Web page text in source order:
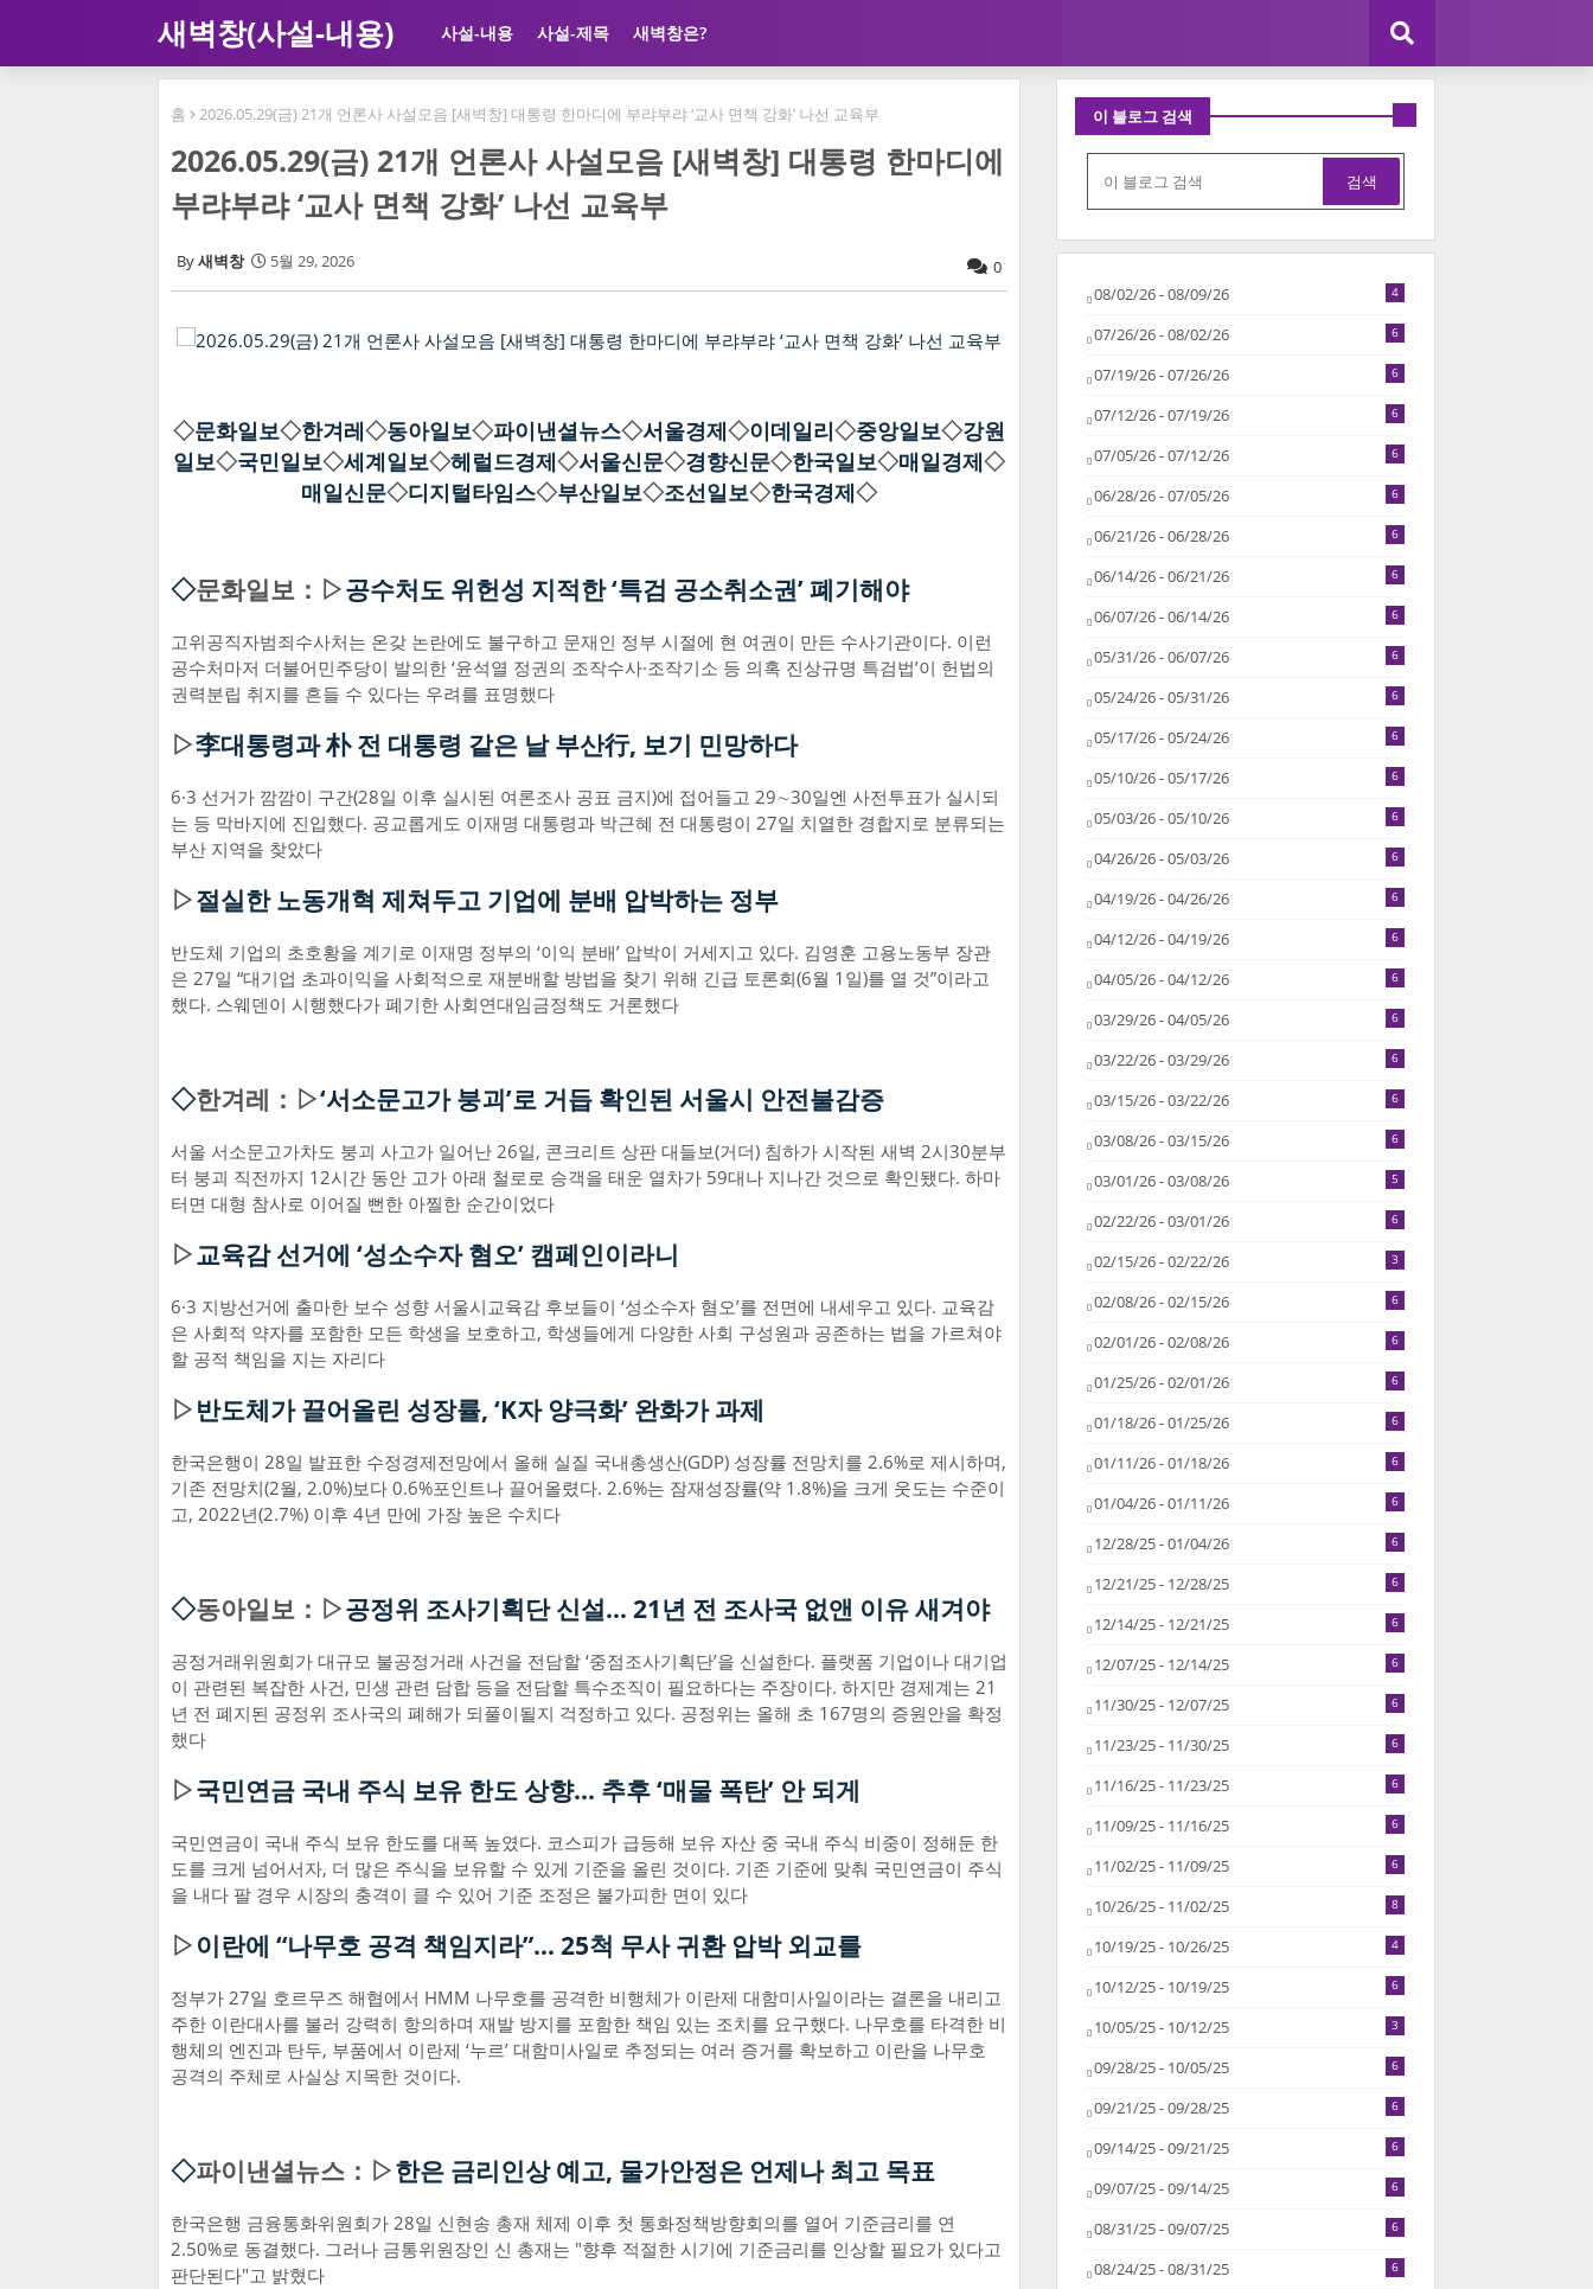
새벽창(사설-내용) 사설-내용 사설-제목 새벽창은?
홈 2026.05.29(금) 21개 언론사 사설모음 [새벽창] 대통령 한마디에 부랴부랴 ‘교사 면책 강화’ 나선 교육부
2026.05.29(금) 21개 언론사 사설모음 [새벽창] 대통령 한마디에
부랴부랴 ‘교사 면책 강화’ 나선 교육부
새벽창 5월 29, 2026 0
◇문화일보◇한겨레◇동아일보◇파이낸셜뉴스◇서울경제◇이데일리◇중앙일보◇강원
일보◇국민일보◇세계일보◇헤럴드경제◇서울신문◇경향신문◇한국일보◇매일경제◇
매일신문◇디지털타임스◇부산일보◇조선일보◇한국경제◇
◇문화일보：▷공수처도 위헌성 지적한 ‘특검 공소취소권’ 폐기해야
고위공직자범죄수사처는 온갖 논란에도 불구하고 문재인 정부 시절에 현 여권이 만든 수사기관이다. 이런
공수처마저 더불어민주당이 발의한 ‘윤석열 정권의 조작수사·조작기소 등 의혹 진상규명 특검법’이 헌법의
권력분립 취지를 흔들 수 있다는 우려를 표명했다
▷李대통령과 朴 전 대통령 같은 날 부산行, 보기 민망하다
6·3 선거가 깜깜이 구간(28일 이후 실시된 여론조사 공표 금지)에 접어들고 29∼30일엔 사전투표가 실시되
는 등 막바지에 진입했다. 공교롭게도 이재명 대통령과 박근혜 전 대통령이 27일 치열한 경합지로 분류되는
부산 지역을 찾았다
▷절실한 노동개혁 제쳐두고 기업에 분배 압박하는 정부
반도체 기업의 초호황을 계기로 이재명 정부의 ‘이익 분배’ 압박이 거세지고 있다. 김영훈 고용노동부 장관
은 27일 “대기업 초과이익을 사회적으로 재분배할 방법을 찾기 위해 긴급 토론회(6월 1일)를 열 것”이라고
했다. 스웨덴이 시행했다가 폐기한 사회연대임금정책도 거론했다
◇한겨레：▷‘서소문고가 붕괴’로 거듭 확인된 서울시 안전불감증
서울 서소문고가차도 붕괴 사고가 일어난 26일, 콘크리트 상판 대들보(거더) 침하가 시작된 새벽 2시30분부
터 붕괴 직전까지 12시간 동안 고가 아래 철로로 승객을 태운 열차가 59대나 지나간 것으로 확인됐다. 하마
터면 대형 참사로 이어질 뻔한 아찔한 순간이었다
▷교육감 선거에 ‘성소수자 혐오’ 캠페인이라니
6·3 지방선거에 출마한 보수 성향 서울시교육감 후보들이 ‘성소수자 혐오’를 전면에 내세우고 있다. 교육감
은 사회적 약자를 포함한 모든 학생을 보호하고, 학생들에게 다양한 사회 구성원과 공존하는 법을 가르쳐야
할 공적 책임을 지는 자리다
▷반도체가 끌어올린 성장률, ‘K자 양극화’ 완화가 과제
한국은행이 28일 발표한 수정경제전망에서 올해 실질 국내총생산(GDP) 성장률 전망치를 2.6%로 제시하며,
기존 전망치(2월, 2.0%)보다 0.6%포인트나 끌어올렸다. 2.6%는 잠재성장률(약 1.8%)을 크게 웃도는 수준이
고, 2022년(2.7%) 이후 4년 만에 가장 높은 수치다
◇동아일보：▷공정위 조사기획단 신설… 21년 전 조사국 없앤 이유 새겨야
공정거래위원회가 대규모 불공정거래 사건을 전담할 ‘중점조사기획단’을 신설한다. 플랫폼 기업이나 대기업
이 관련된 복잡한 사건, 민생 관련 담합 등을 전담할 특수조직이 필요하다는 주장이다. 하지만 경제계는 21
년 전 폐지된 공정위 조사국의 폐해가 되풀이될지 걱정하고 있다. 공정위는 올해 초 167명의 증원안을 확정
했다
▷국민연금 국내 주식 보유 한도 상향… 추후 ‘매물 폭탄’ 안 되게
국민연금이 국내 주식 보유 한도를 대폭 높였다. 코스피가 급등해 보유 자산 중 국내 주식 비중이 정해둔 한
도를 크게 넘어서자, 더 많은 주식을 보유할 수 있게 기준을 올린 것이다. 기존 기준에 맞춰 국민연금이 주식
을 내다 팔 경우 시장의 충격이 클 수 있어 기준 조정은 불가피한 면이 있다
▷이란에 “나무호 공격 책임지라”… 25척 무사 귀환 압박 외교를
정부가 27일 호르무즈 해협에서 HMM 나무호를 공격한 비행체가 이란제 대함미사일이라는 결론을 내리고
주한 이란대사를 불러 강력히 항의하며 재발 방지를 포함한 책임 있는 조치를 요구했다. 나무호를 타격한 비
행체의 엔진과 탄두, 부품에서 이란제 ‘누르’ 대함미사일로 추정되는 여러 증거를 확보하고 이란을 나무호
공격의 주체로 사실상 지목한 것이다.
◇파이낸셜뉴스：▷한은 금리인상 예고, 물가안정은 언제나 최고 목표
한국은행 금융통화위원회가 28일 신현송 총재 체제 이후 첫 통화정책방향회의를 열어 기준금리를 연
2.50%로 동결했다. 그러나 금통위원장인 신 총재는 "향후 적절한 시기에 기준금리를 인상할 필요가 있다고
판단된다"고 밝혔다
이 블로그 검색
08/02/26 - 08/09/26 4
07/26/26 - 08/02/26 6
07/19/26 - 07/26/26 6
07/12/26 - 07/19/26 6
07/05/26 - 07/12/26 6
06/28/26 - 07/05/26 6
06/21/26 - 06/28/26 6
06/14/26 - 06/21/26 6
06/07/26 - 06/14/26 6
05/31/26 - 06/07/26 6
05/24/26 - 05/31/26 6
05/17/26 - 05/24/26 6
05/10/26 - 05/17/26 6
05/03/26 - 05/10/26 6
04/26/26 - 05/03/26 6
04/19/26 - 04/26/26 6
04/12/26 - 04/19/26 6
04/05/26 - 04/12/26 6
03/29/26 - 04/05/26 6
03/22/26 - 03/29/26 6
03/15/26 - 03/22/26 6
03/08/26 - 03/15/26 6
03/01/26 - 03/08/26 5
02/22/26 - 03/01/26 6
02/15/26 - 02/22/26 3
02/08/26 - 02/15/26 6
02/01/26 - 02/08/26 6
01/25/26 - 02/01/26 6
01/18/26 - 01/25/26 6
01/11/26 - 01/18/26 6
01/04/26 - 01/11/26 6
12/28/25 - 01/04/26 6
12/21/25 - 12/28/25 6
12/14/25 - 12/21/25 6
12/07/25 - 12/14/25 6
11/30/25 - 12/07/25 6
11/23/25 - 11/30/25 6
11/16/25 - 11/23/25 6
11/09/25 - 11/16/25 6
11/02/25 - 11/09/25 6
10/26/25 - 11/02/25 8
10/19/25 - 10/26/25 4
10/12/25 - 10/19/25 6
10/05/25 - 10/12/25 3
09/28/25 - 10/05/25 6
09/21/25 - 09/28/25 6
09/14/25 - 09/21/25 6
09/07/25 - 09/14/25 6
08/31/25 - 09/07/25 6
08/24/25 - 08/31/25 6